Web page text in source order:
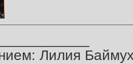
Лилия